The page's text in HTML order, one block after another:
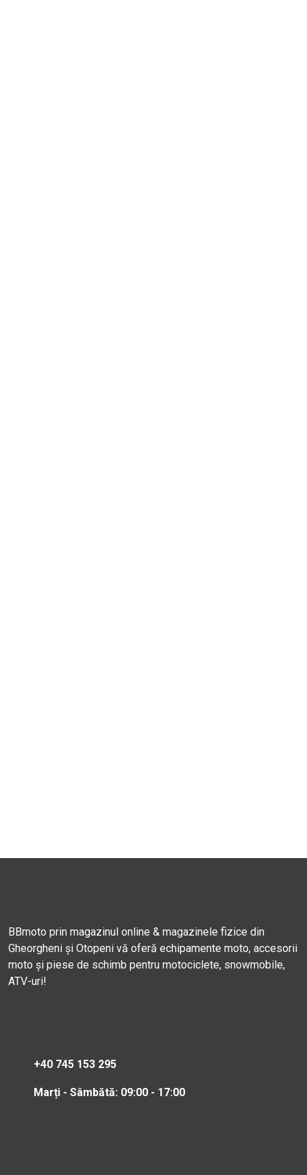
BBmoto prin magazinul online & magazinele fizice din
Gheorgheni și Otopeni vă oferă echipamente moto, accesorii
moto și piese de schimb pentru motociclete, snowmobile,
ATV-uri!
+40 745 153 295
Marți - Sâmbătă: 09:00 - 17:00